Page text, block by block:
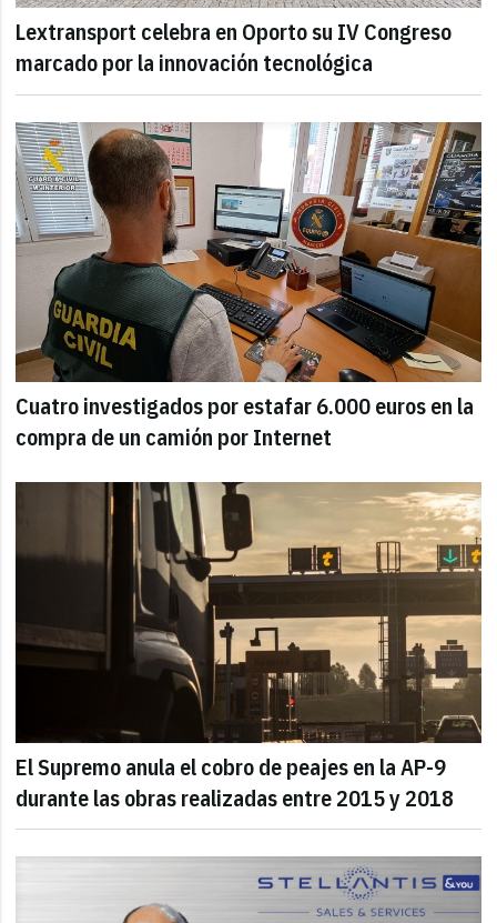
Lextransport celebra en Oporto su IV Congreso
marcado por la innovación tecnológica
Cuatro investigados por estafar 6.000 euros en la
compra de un camión por Internet
El Supremo anula el cobro de peajes en la AP-9
durante las obras realizadas entre 2015 y 2018